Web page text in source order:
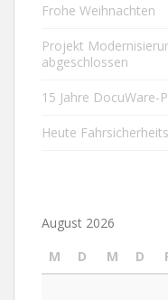
Frohe Weihnachten
Projekt
abgeschlossen
15 Jahre DocuWare-
Heute
August 2026
M
D M D